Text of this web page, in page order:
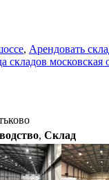
, Арендовать
складов московская
, Склад